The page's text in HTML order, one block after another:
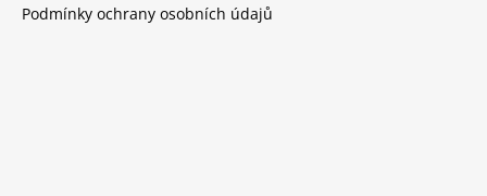
Podmínky ochrany osobních údajů